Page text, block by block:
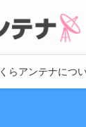
らアンテナにつ